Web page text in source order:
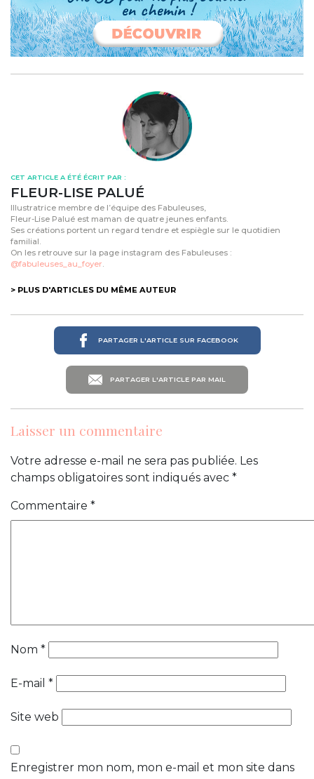
CET ARTICLE A ÉTÉ ÉCRIT PAR :
FLEUR-LISE PALUÉ
Illustratrice membre de l’équipe des Fabuleuses,
Fleur-Lise Palué est maman de quatre jeunes enfants.
Ses créations portent un regard tendre et espiègle sur le quotidien
familial.
On les retrouve sur la page instagram des Fabuleuses :
@fabuleuses_au_foyer
> PLUS D'ARTICLES DU MÊME AUTEUR
PARTAGER L'ARTICLE SUR FACEBOOK
PARTAGER L'ARTICLE PAR MAIL
Laisser un commentaire
Votre adresse e-mail ne sera pas publiée. Les
champs obligatoires sont indiqués avec *
Commentaire *
Nom *
E-mail *
Site web
Enregistrer mon nom, mon e-mail et mon site dans